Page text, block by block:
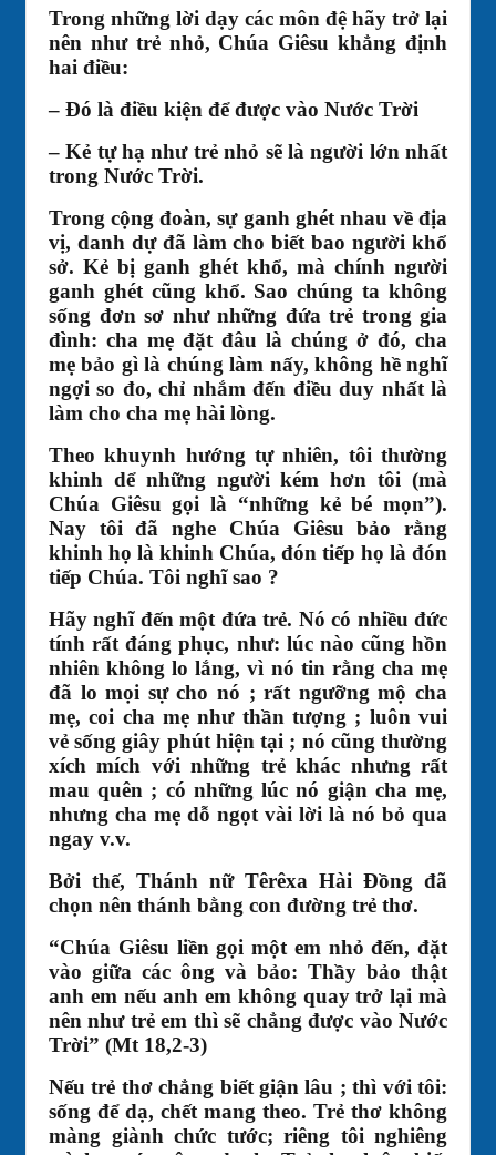
Trong những lời dạy các môn đệ hãy trở lại
nên như trẻ nhỏ, Chúa Giêsu khẳng định
hai điều:
– Đó là điều kiện để được vào Nước Trời
– Kẻ tự hạ như trẻ nhỏ sẽ là người lớn nhất
trong Nước Trời.
Trong cộng đoàn, sự ganh ghét nhau về địa
vị, danh dự đã làm cho biết bao người khổ
sở. Kẻ bị ganh ghét khổ, mà chính người
ganh ghét cũng khổ. Sao chúng ta không
sống đơn sơ như những đứa trẻ trong gia
đình: cha mẹ đặt đâu là chúng ở đó, cha
mẹ bảo gì là chúng làm nấy, không hề nghĩ
ngợi so đo, chỉ nhắm đến điều duy nhất là
làm cho cha mẹ hài lòng.
Theo khuynh hướng tự nhiên, tôi thường
khinh dể những người kém hơn tôi (mà
Chúa Giêsu gọi là “những kẻ bé mọn”).
Nay tôi đã nghe Chúa Giêsu bảo rằng
khinh họ là khinh Chúa, đón tiếp họ là đón
tiếp Chúa. Tôi nghĩ sao ?
Hãy nghĩ đến một đứa trẻ. Nó có nhiều đức
tính rất đáng phục, như: lúc nào cũng hồn
nhiên không lo lắng, vì nó tin rằng cha mẹ
đã lo mọi sự cho nó ; rất ngưỡng mộ cha
mẹ, coi cha mẹ như thần tượng ; luôn vui
vẻ sống giây phút hiện tại ; nó cũng thường
xích mích với những trẻ khác nhưng rất
mau quên ; có những lúc nó giận cha mẹ,
nhưng cha mẹ dỗ ngọt vài lời là nó bỏ qua
ngay v.v.
Bởi thế, Thánh nữ Têrêxa Hài Đồng đã
chọn nên thánh bằng con đường trẻ thơ.
“Chúa Giêsu liền gọi một em nhỏ đến, đặt
vào giữa các ông và bảo: Thầy bảo thật
anh em nếu anh em không quay trở lại mà
nên như trẻ em thì sẽ chẳng được vào Nước
Trời” (Mt 18,2-3)
Nếu trẻ thơ chẳng biết giận lâu ; thì với tôi:
sống để dạ, chết mang theo. Trẻ thơ không
màng giành chức tước; riêng tôi nghiêng